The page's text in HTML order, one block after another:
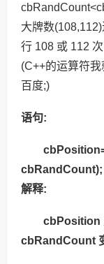
大牌数
行 108 或 112
(C++的运算符
百度;)
语句:
cbRandCount);
解释:
cbPosition
cbRandCount